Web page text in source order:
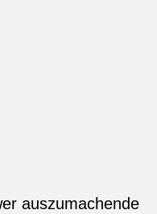
auszumachende